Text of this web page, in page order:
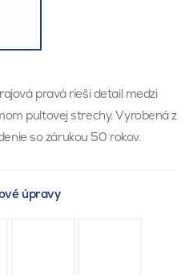
pravá rieši detail medzi
pultovej strechy. Vyrobená z
so zárukou 50 rokov.
úpravy